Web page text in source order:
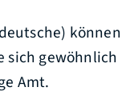
können
sich gewöhnlich
Amt.